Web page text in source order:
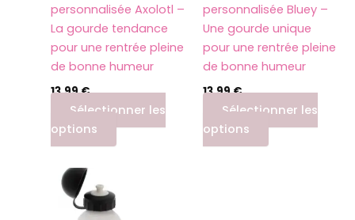
personnalisée Axolotl –
La gourde tendance
pour une rentrée pleine
de bonne humeur
13,99€
Sélectionner les
options
personnalisée Bluey –
Une gourde unique
pour une rentrée pleine
de bonne humeur
13,99€
Sélectionner les
options